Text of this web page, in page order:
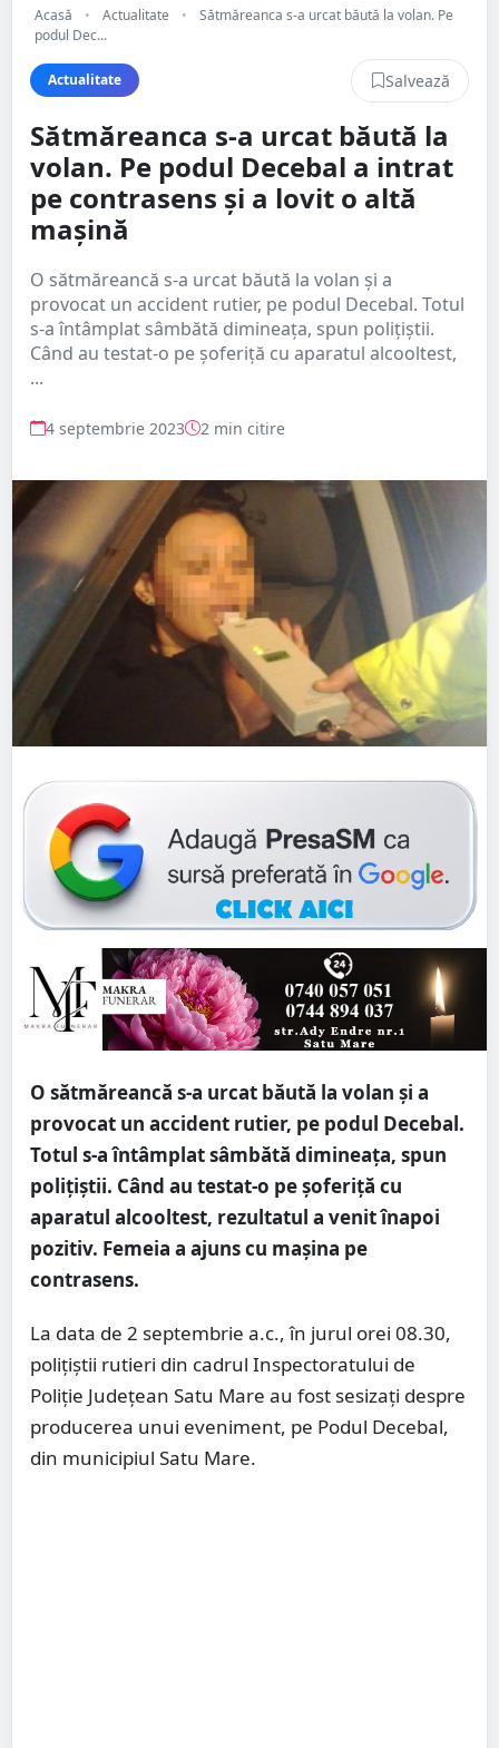
Acasă • Actualitate •
Sătmăreanca s-a urcat băută la volan. Pe
podul Dec...
Actualitate Salvează
Sătmăreanca s-a urcat băută la
volan. Pe podul Decebal a intrat
pe contrasens și a lovit o altă
mașină
O sătmăreancă s-a urcat băută la volan și a
provocat un accident rutier, pe podul Decebal. Totul
s-a întâmplat sâmbătă dimineața, spun polițiștii.
Când au testat-o pe șoferiță cu aparatul alcooltest,
...
4 septembrie 2023 2 min citire
O sătmăreancă s-a urcat băută la volan și a
provocat un accident rutier, pe podul Decebal.
Totul s-a întâmplat sâmbătă dimineața, spun
polițiștii. Când au testat-o pe șoferiță cu
aparatul alcooltest, rezultatul a venit înapoi
pozitiv. Femeia a ajuns cu mașina pe
contrasens.
La data de 2 septembrie a.c., în jurul orei 08.30,
polițiștii rutieri din cadrul Inspectoratului de
Poliție Județean Satu Mare au fost sesizați despre
producerea unui eveniment, pe Podul Decebal,
din municipiul Satu Mare.